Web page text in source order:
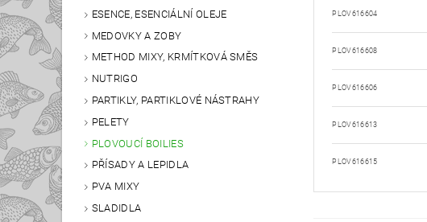
ESENCE, ESENCIÁLNÍ OLEJE
MEDOVKY A ZOBY
METHOD MIXY, KRMÍTKOVÁ SMĚS
NUTRIGO
PARTIKLY, PARTIKLOVÉ NÁSTRAHY
PELETY
PLOVOUCÍ BOILIES
PŘÍSADY A LEPIDLA
PVA MIXY
SLADIDLA
PLOV616604
PLOV616608
PLOV616606
PLOV616613
PLOV616615